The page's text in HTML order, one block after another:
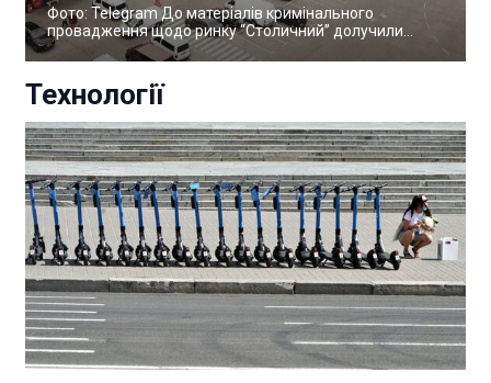
Фото: Telegram До матеріалів кримінального
провадження щодо ринку “Столичний” долучили…
Технології